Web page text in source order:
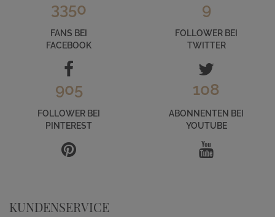
3350
FANS BEI
FACEBOOK
9
FOLLOWER BEI
TWITTER
905
FOLLOWER BEI
PINTEREST
108
ABONNENTEN BEI
YOUTUBE
KUNDENSERVICE